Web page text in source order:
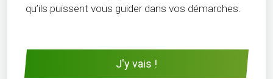
qu’ils puissent vous guider dans vos démarches.
J'y vais !